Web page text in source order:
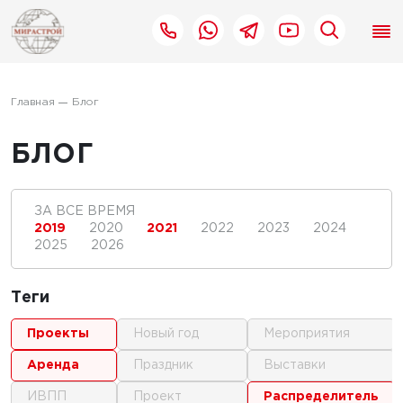
Главная Блог
БЛОГ
ЗА ВСЕ ВРЕМЯ
2019
2020 2021 2022 2023
2024
2025
2026
Теги
проекты
аренда
ИВПП
новый год
праздник
проект
мероприятия
выставки
распределитель